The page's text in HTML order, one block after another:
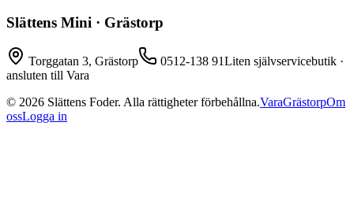
Slättens Mini · Grästorp
Torggatan 3, Grästorp 0512-138 91Liten självservicebutik ·
ansluten till Vara
© 2026 Slättens Foder. Alla rättigheter förbehållna.VaraGrästorpOm
ossLogga in